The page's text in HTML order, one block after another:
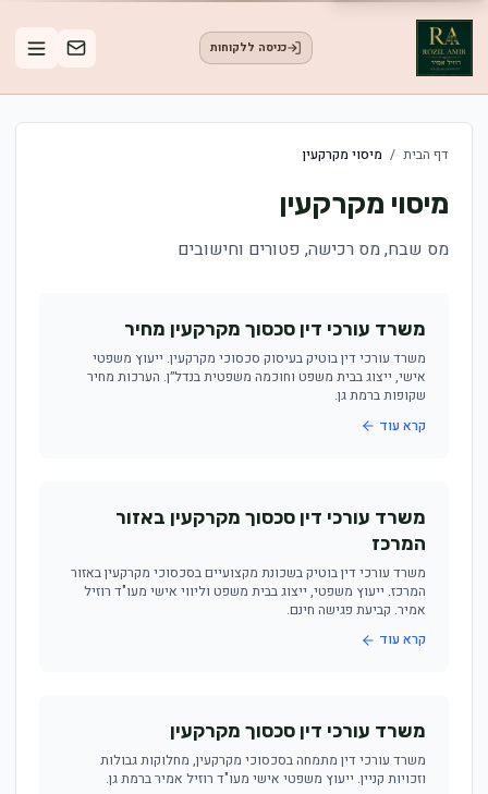
כניסה ללקוחות
דף הבית / מיסוי מקרקעין
מיסוי מקרקעין
מס שבח, מס רכישה, פטורים וחישובים
משרד עורכי דין סכסוך מקרקעין מחיר
משרד עורכי דין בוטיק בעיסוק סכסוכי מקרקעין. ייעוץ משפטי
אישי, ייצוג בבית משפט וחוכמה משפטית בנדל״ן. הערכות מחיר
שקופות ברמת גן.
קרא עוד
משרד עורכי דין סכסוך מקרקעין באזור
המרכז
משרד עורכי דין בוטיק בשכונת מקצועיים בסכסוכי מקרקעין באזור
המרכז. ייעוץ משפטי, ייצוג בבית משפט וליווי אישי מעו"ד רוזיל
אמיר. קביעת פגישה חינם.
קרא עוד
משרד עורכי דין סכסוך מקרקעין
משרד עורכי דין מתמחה בסכסוכי מקרקעין, מחלוקות גבולות
וזכויות קניין. ייעוץ משפטי אישי מעו"ד רוזיל אמיר ברמת גן.